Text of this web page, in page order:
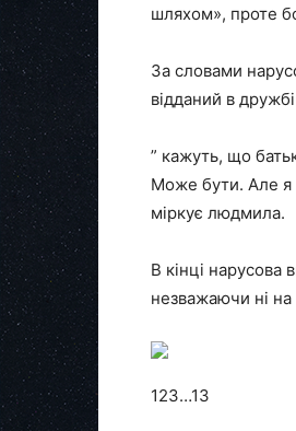
шляхом», проте
За словами
відданий в
” кажуть, що
Може бути. Але я
міркує людмила.
В кінці
незважаючи ні
123…13